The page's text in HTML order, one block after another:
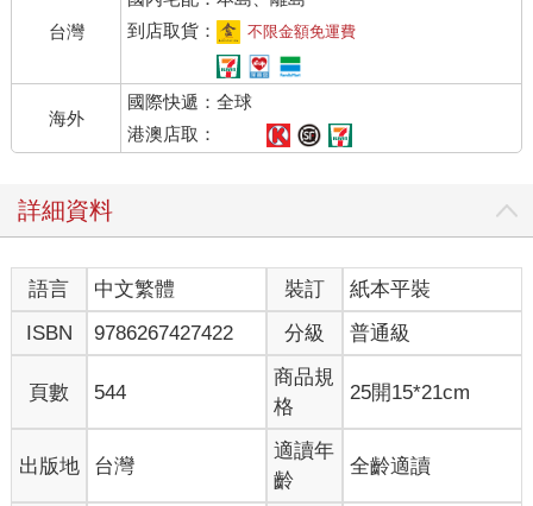
台灣
到店取貨：
不限金額免運費
海外
國際快遞：全球
港澳店取：
詳細資料
語言 中文繁體 裝訂
紙本平裝
ISBN
9786267427422 分級 普通級
頁數 544
商品規
格
25開15*21cm
出版地 台灣
適讀年
齡
全齡適讀